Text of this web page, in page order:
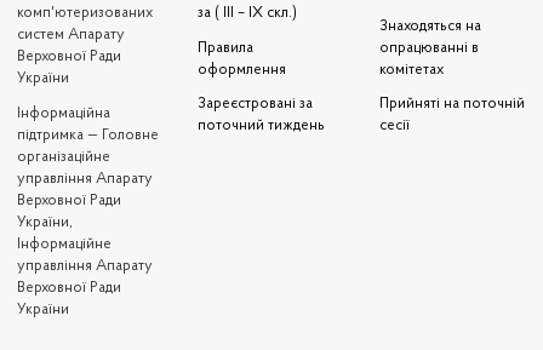
комп'ютеризованих
систем Апарату
Верховної Ради
України
Iнформаційна
підтримка — Головне
організаційне
управління Апарату
Верховної Ради
України,
Інформаційне
управління Апарату
Верховної Ради
України
за ( III – IX скл.)
Правила
оформлення
Зареєстровані за
поточний тиждень
Знаходяться на
опрацюванні в
комітетах
Прийняті на поточній
сесії